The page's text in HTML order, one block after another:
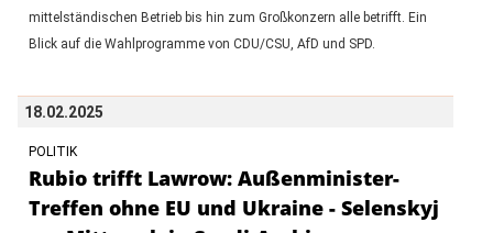
mittelständischen Betrieb bis hin zum Großkonzern alle betrifft. Ein
Blick auf die Wahlprogramme von CDU/CSU, AfD und SPD.
18.02.2025
POLITIK
Rubio trifft Lawrow: Außenminister-
Treffen ohne EU und Ukraine - Selenskyj